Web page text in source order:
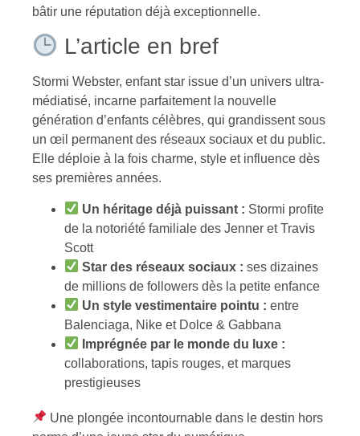
bâtir une réputation déjà exceptionnelle.
L’article en bref
Stormi Webster, enfant star issue d’un univers ultra-
médiatisé, incarne parfaitement la nouvelle
génération d’enfants célèbres, qui grandissent sous
un œil permanent des réseaux sociaux et du public.
Elle déploie à la fois charme, style et influence dès
ses premières années.
Un héritage déjà puissant : Stormi profite
de la notoriété familiale des Jenner et Travis
Scott
Star des réseaux sociaux : ses dizaines
de millions de followers dès la petite enfance
Un style vestimentaire pointu : entre
Balenciaga, Nike et Dolce & Gabbana
Imprégnée par le monde du luxe :
collaborations, tapis rouges, et marques
prestigieuses
Une plongée incontournable dans le destin hors